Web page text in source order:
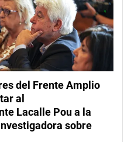
del Frente Amplio
al
Lacalle Pou a la
sobre